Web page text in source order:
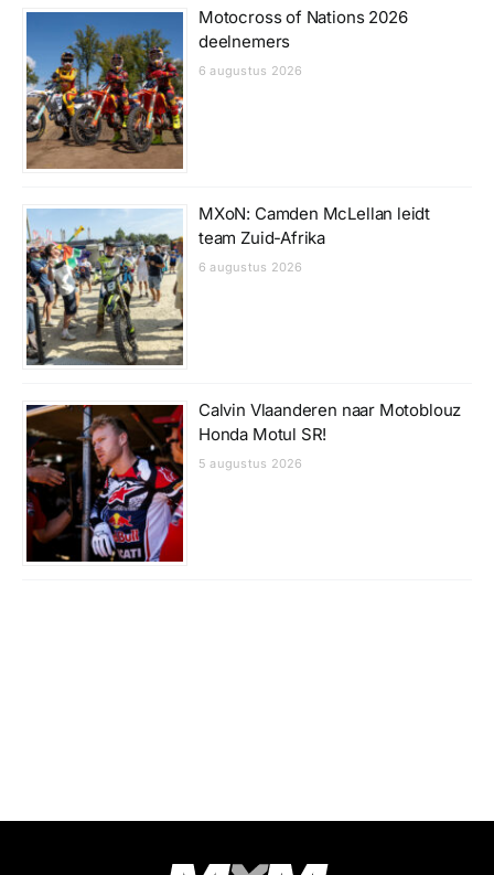
Motocross of Nations 2026
deelnemers
6 augustus 2026
MXoN: Camden McLellan leidt
team Zuid-Afrika
6 augustus 2026
Calvin Vlaanderen naar Motoblouz
Honda Motul SR!
5 augustus 2026